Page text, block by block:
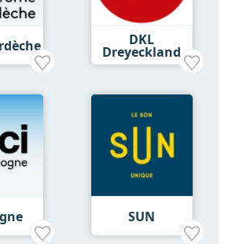
DKL
Dreyeckland
SUN